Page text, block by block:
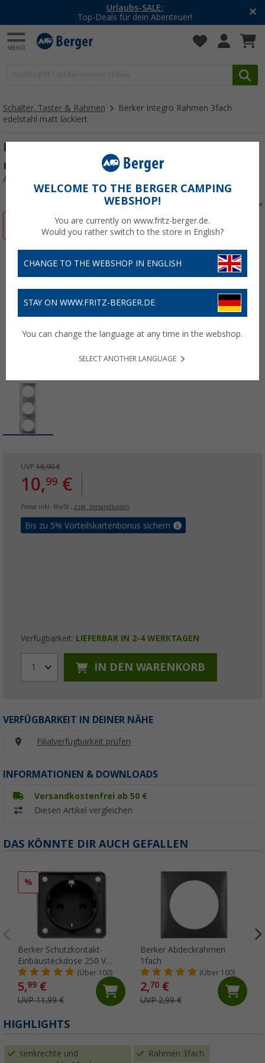
Urlaubs-SALE:
Top-Deals für dein Abenteuer!
Schalter, Taster & Rahmen
Berker Integro Rahmen 3fach
edelstahl matt lackiert
Berker Integro Rahmen 3fach edelstahl
matt lackiert
Art.-Nr.: 542037
UVP 16,90 €
10,99 €
Preise inkl. MwSt., zzgl. Versandkosten
Bis zu 5% Vorteilskartenbonus sichern
Verfügbarkeit: LIEFERBAR IN 2-4 WERKTAGEN
1 IN DEN WARENKORB
VERFÜGBARKEIT IN DEINER NÄHE
Filialverfügbarkeit prüfen
INFORMATIONEN & DOWNLOADS
Versandkostenfrei ab 50 €
Diesen Artikel vergleichen
DAS KÖNNTE DIR AUCH GEFALLEN
%
Berker Schutzkontakt-
Einbausteckdose 250 V
anthrazit
(Über 100)
5,99 €
UVP 11,99 €
Berker Abdeckrahmen
1fach
(Über 100)
2,70€
UVP 2,99 €
HIGHLIGHTS
senkrechte und
Rahmen 3fach
WELCOME TO THE BERGER CAMPING
WEBSHOP!
You are currently on www.fritz-berger.de.
Would you rather switch to the store in English?
CHANGE TO THE WEBSHOP IN ENGLISH
STAY ON WWW.FRITZ-BERGER.DE
You can change the language at any time in the webshop.
SELECT ANOTHER LANGUAGE